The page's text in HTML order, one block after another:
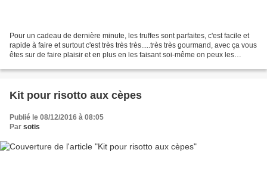
Pour un cadeau de dernière minute, les truffes sont parfaites, c'est facile et
rapide à faire et surtout c'est très très très.....très très gourmand, avec ça vous
êtes sur de faire plaisir et en plus en les faisant soi-même on peux les
Kit pour risotto aux cèpes
Publié le 08/12/2016 à 08:05
Par sotis